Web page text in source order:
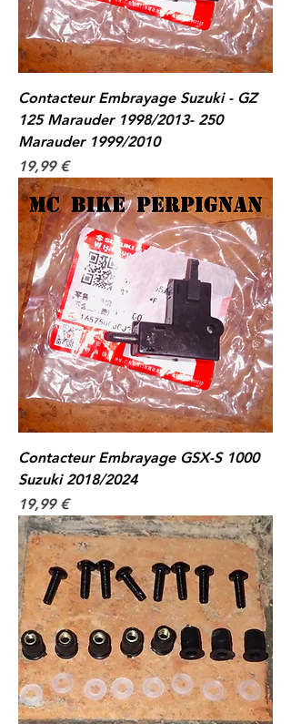
Contacteur Embrayage Suzuki - GZ
125 Marauder 1998/2013- 250
Marauder 1999/2010
Prix
19,99 €
Contacteur Embrayage GSX-S 1000
Suzuki 2018/2024
Prix
19,99 €